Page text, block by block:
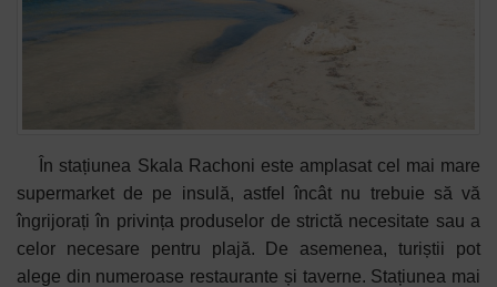
În stațiunea Skala Rachoni este amplasat cel mai mare
supermarket de pe insulă, astfel încât nu trebuie să vă
îngrijorați în privința produselor de strictă necesitate sau a
celor necesare pentru plajă. De asemenea, turiștii pot
alege din numeroase restaurante și taverne. Stațiunea mai